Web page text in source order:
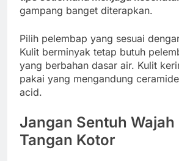
gampang banget diterapkan.
Pilih pelembap yang sesuai
Kulit berminyak tetap butuh
yang berbahan dasar air. Kulit
pakai yang mengandung
acid.
Jangan Sentuh Wajah
Tangan Kotor